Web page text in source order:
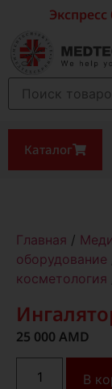
Каталог
Главная /
оборудование
косметология
25 000 AMD
В